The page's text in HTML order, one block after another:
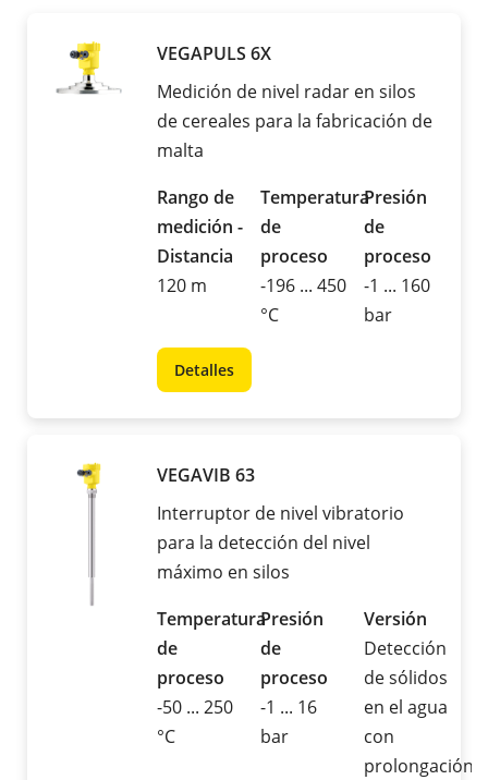
VEGAPULS 6X
Medición de nivel radar en silos
de cereales para la fabricación de
malta
Rango de
medición -
Distancia
120 m
Temperatura
de
proceso
-196 ... 450
°C
Presión
de
proceso
-1 ... 160
bar
Detalles
VEGAVIB 63
Interruptor de nivel vibratorio
para la detección del nivel
máximo en silos
Temperatura
de
proceso
-50 ... 250
°C
Presión
de
proceso
-1 ... 16
bar
Versión
Detección
de sólidos
en el agua
con
prolongación